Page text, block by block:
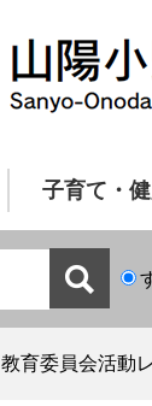
子育て・
教育委員会活動